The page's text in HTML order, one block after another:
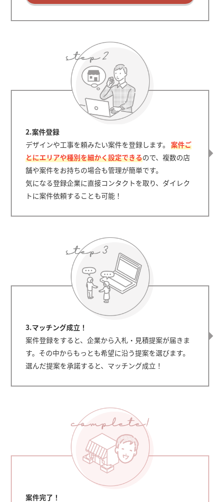
2.案件登録
デザインや工事を頼みたい案件を登録します。案件ご
とにエリアや種別を細かく設定できるので、複数の店
舗や案件をお持ちの場合も管理が簡単です。
気になる登録企業に直接コンタクトを取り、ダイレク
トに案件依頼することも可能！
3.マッチング成立！
案件登録をすると、企業から入札・見積提案が届きま
す。その中からもっとも希望に沿う提案を選びます。
選んだ提案を承諾すると、マッチング成立！
案件完了！